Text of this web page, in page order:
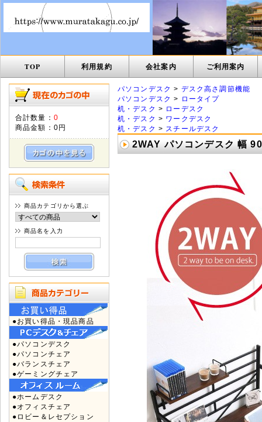
TOP 利用規約 会社案内 ご利用案内
合計数量： 0
商品金額： 0円
商品カテゴリから選ぶ
商品名を入力
●お買い得品・現品商品
●パソコンデスク
●パソコンチェア
●バランスチェア
●ゲーミングチェア
●ホームデスク
●オフィスチェア
●ロビー＆レセプション
パソコンデスク > デスク高さ調節機能
パソコンデスク >
ロータイプ
机・デスク > ローデスク
机・デスク > ワークデスク
机・デスク > スチールデスク
2WAY パソコンデスク 幅